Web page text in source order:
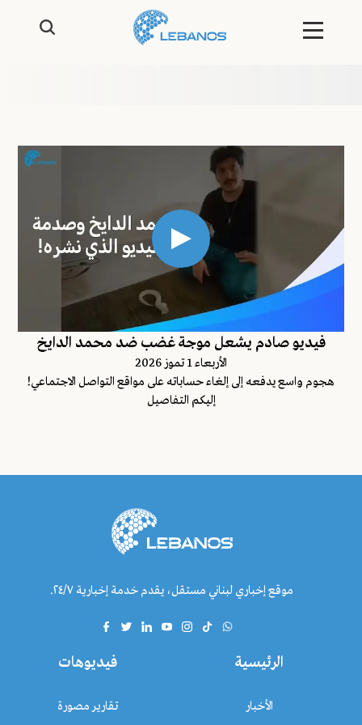
فيديو صادم يشعل موجة غضب ضد محمد الدايخ
اﻷربعاء 1 تموز 2026
هجوم واسع يدفعه إلى إلغاء حساباته على مواقع التواصل الاجتماعي!
إليكم التفاصيل
موقع إخباري لبناني مستقل، يقدم خدمة إخبارية ٢٤/٧.
الرئيسية
الأخبار
فيديوهات
تقارير مصورة